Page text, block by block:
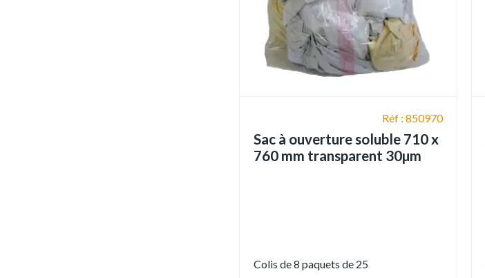
Réf : 850970
Sac à ouverture soluble 710 x
760 mm transparent 30µm
Colis de 8 paquets de 25